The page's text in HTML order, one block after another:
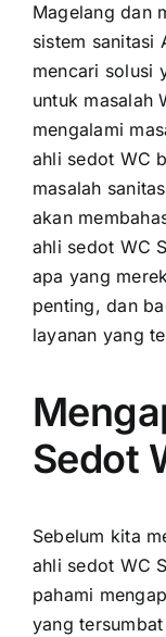
Magelang dan
sistem sanitasi
mencari solusi
untuk masalah
mengalami
ahli sedot WC
masalah
akan
ahli sedot WC
apa yang
penting, dan
layanan yang
Sedot
Sebelum kita
ahli sedot WC
pahami
yang